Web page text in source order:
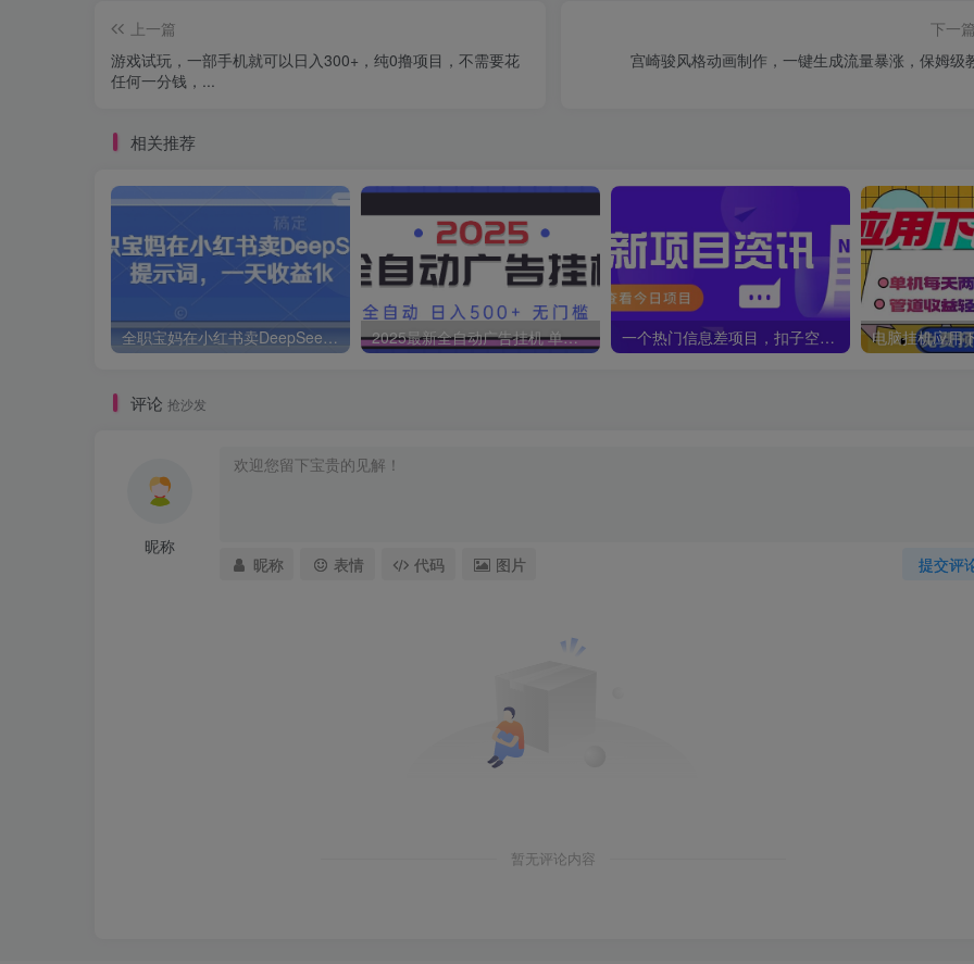
上一篇
游戏试玩，一部手机就可以日入300+，纯0撸项目，不需要花
任何一分钱，...
下一
宫崎骏风格动画制作，一键生成流量暴涨，保姆级
相关推荐
全职宝妈在小红书卖DeepSeek提示词，一天收益1k 2025最新全自动广告挂机 单机500+实操分享 小白可无脑操作 一个热门信息差项目，扣子空间邀请码无脑搬运，2小时赚300元。
评论 抢沙发
昵称
提交评
昵称 表情 代码 图片
暂无评论内容